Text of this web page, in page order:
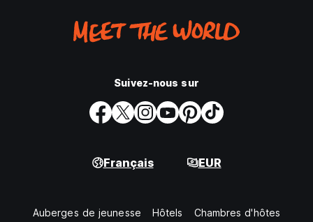
Suivez-nous sur
Français EUR
Auberges de jeunesse Hôtels Chambres d'hôtes